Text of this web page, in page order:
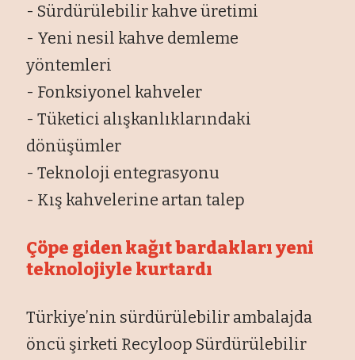
- Sürdürülebilir kahve üretimi
- Yeni nesil kahve demleme
yöntemleri
- Fonksiyonel kahveler
- Tüketici alışkanlıklarındaki
dönüşümler
- Teknoloji entegrasyonu
- Kış kahvelerine artan talep
Çöpe giden kağıt bardakları yeni
teknolojiyle kurtardı
Türkiye’nin sürdürülebilir ambalajda
öncü şirketi Recyloop Sürdürülebilir